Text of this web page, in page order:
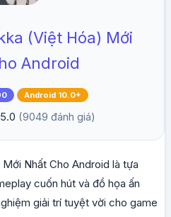
(Việt Hóa) Mới
Android
Android 10.0+
(9049 đánh giá)
Nhất Cho Android là tựa
cuốn hút và đồ họa ấn
giải trí tuyệt vời cho game